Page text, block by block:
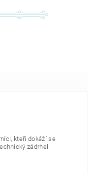
kteří dokáží se
zádrhel.